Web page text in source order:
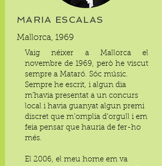
MARIA ESCALAS
Mallorca, 1969
Vaig néixer a Mallorca el
novembre de 1969, però he viscut
sempre a Mataró. Sóc músic.
Sempre he escrit, i algun dia
m’havia presentat a un concurs
local i havia guanyat algun premi
discret que m’omplia d’orgull i em
feia pensar que hauria de fer-ho
més.
El 2006, el meu home em va